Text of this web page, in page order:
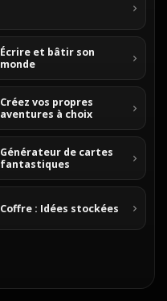
Écrire et bâtir son
monde
Créez vos propres
aventures à choix
Générateur de cartes
fantastiques
Coffre : Idées stockées